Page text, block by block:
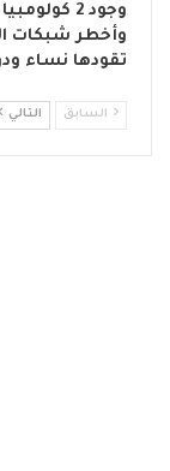
وجود 2
وأخطر شبكات
تقودها نساء
السابق التالي